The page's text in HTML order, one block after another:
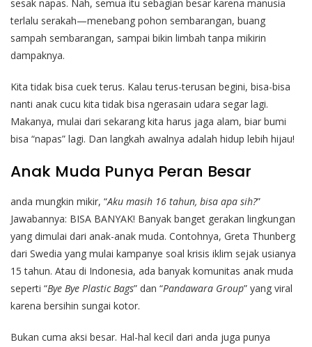
sesak napas. Nah, semua itu sebagian besar karena manusia
terlalu serakah—menebang pohon sembarangan, buang
sampah sembarangan, sampai bikin limbah tanpa mikirin
dampaknya.
Kita tidak bisa cuek terus. Kalau terus-terusan begini, bisa-bisa
nanti anak cucu kita tidak bisa ngerasain udara segar lagi.
Makanya, mulai dari sekarang kita harus jaga alam, biar bumi
bisa “napas” lagi. Dan langkah awalnya adalah hidup lebih hijau!
Anak Muda Punya Peran Besar
anda mungkin mikir, “Aku masih 16 tahun, bisa apa sih?”
Jawabannya: BISA BANYAK! Banyak banget gerakan lingkungan
yang dimulai dari anak-anak muda. Contohnya, Greta Thunberg
dari Swedia yang mulai kampanye soal krisis iklim sejak usianya
15 tahun. Atau di Indonesia, ada banyak komunitas anak muda
seperti “Bye Bye Plastic Bags” dan “Pandawara Group” yang viral
karena bersihin sungai kotor.
Bukan cuma aksi besar. Hal-hal kecil dari anda juga punya